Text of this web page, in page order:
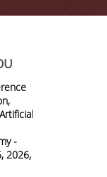
-
2026,